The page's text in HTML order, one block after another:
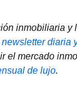
inmobiliaria y
diaria
el mercado
de lujo.